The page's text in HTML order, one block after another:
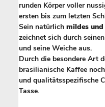
runden Körper voller
ersten bis zum letzten
Sein natürlich mildes
zeichnet sich durch
und seine Weiche aus.
Durch die besondere Art
brasilianische Kaffee
und qualitätsspezifische
Tasse.